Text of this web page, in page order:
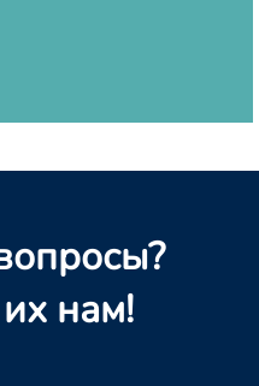
нам!